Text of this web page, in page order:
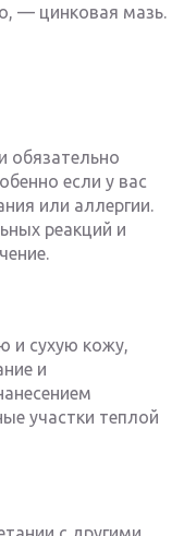
— цинковая мазь.
обязательно
если у вас
или аллергии.
реакций и
и сухую кожу,
и
участки теплой